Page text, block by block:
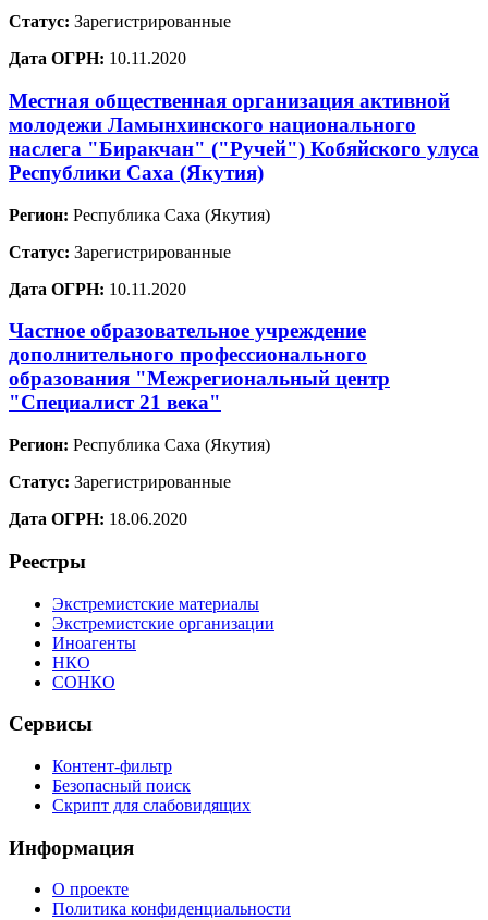
Статус: Зарегистрированные
Дата ОГРН: 10.11.2020
Местная общественная организация активной
молодежи Ламынхинского национального
наслега "Биракчан" ("Ручей") Кобяйского улуса
Республики Саха (Якутия)
Регион: Республика Саха (Якутия)
Статус: Зарегистрированные
Дата ОГРН: 10.11.2020
Частное образовательное учреждение
дополнительного профессионального
образования "Межрегиональный центр
"Специалист 21 века"
Регион: Республика Саха (Якутия)
Статус: Зарегистрированные
Дата ОГРН: 18.06.2020
Реестры
Экстремистские материалы
Экстремистские организации
Иноагенты
НКО
СОНКО
Сервисы
Контент-фильтр
Безопасный поиск
Скрипт для слабовидящих
Информация
О проекте
Политика конфиденциальности